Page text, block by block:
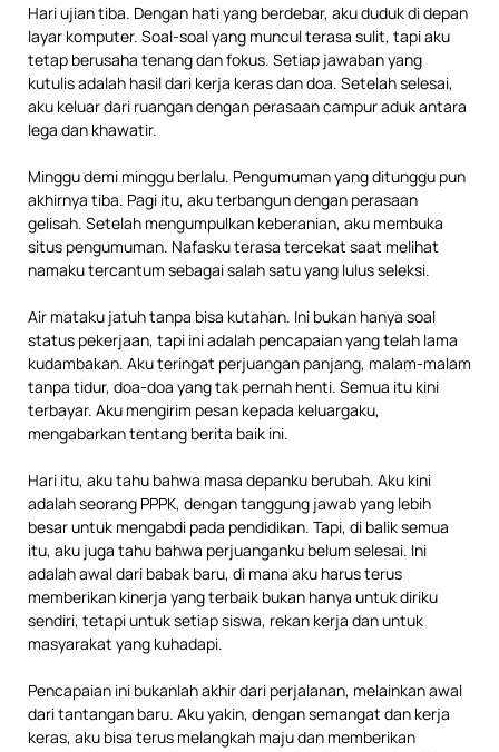
Hari ujian tiba. Dengan hati yang berdebar, aku duduk di depan
layar komputer. Soal-soal yang muncul terasa sulit, tapi aku
tetap berusaha tenang dan fokus. Setiap jawaban yang
kutulis adalah hasil dari kerja keras dan doa. Setelah selesai,
aku keluar dari ruangan dengan perasaan campur aduk antara
lega dan khawatir.
Minggu demi minggu berlalu. Pengumuman yang ditunggu pun
akhirnya tiba. Pagi itu, aku terbangun dengan perasaan
gelisah. Setelah mengumpulkan keberanian, aku membuka
situs pengumuman. Nafasku terasa tercekat saat melihat
namaku tercantum sebagai salah satu yang lulus seleksi.
Air mataku jatuh tanpa bisa kutahan. Ini bukan hanya soal
status pekerjaan, tapi ini adalah pencapaian yang telah lama
kudambakan. Aku teringat perjuangan panjang, malam-malam
tanpa tidur, doa-doa yang tak pernah henti. Semua itu kini
terbayar. Aku mengirim pesan kepada keluargaku,
mengabarkan tentang berita baik ini.
Hari itu, aku tahu bahwa masa depanku berubah. Aku kini
adalah seorang PPPK, dengan tanggung jawab yang lebih
besar untuk mengabdi pada pendidikan. Tapi, di balik semua
itu, aku juga tahu bahwa perjuanganku belum selesai. Ini
adalah awal dari babak baru, di mana aku harus terus
memberikan kinerja yang terbaik bukan hanya untuk diriku
sendiri, tetapi untuk setiap siswa, rekan kerja dan untuk
masyarakat yang kuhadapi.
Pencapaian ini bukanlah akhir dari perjalanan, melainkan awal
dari tantangan baru. Aku yakin, dengan semangat dan kerja
keras, aku bisa terus melangkah maju dan memberikan